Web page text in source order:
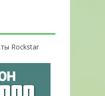
Rockstar